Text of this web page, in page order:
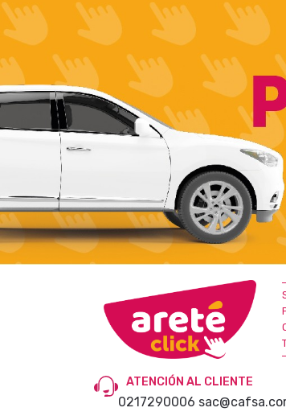
ATENCIÓN AL CLIENTE
0217290006